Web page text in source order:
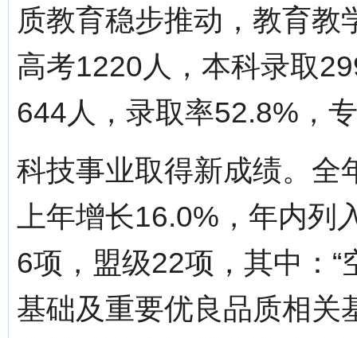
质教育稳步推动，教育
高考1220人，本科录取
644人，录取率52.8%，
科技事业取得新成绩。全
上年增长16.0%，年内
6项，盟级22项，其中：
基础及重要优良品质相关